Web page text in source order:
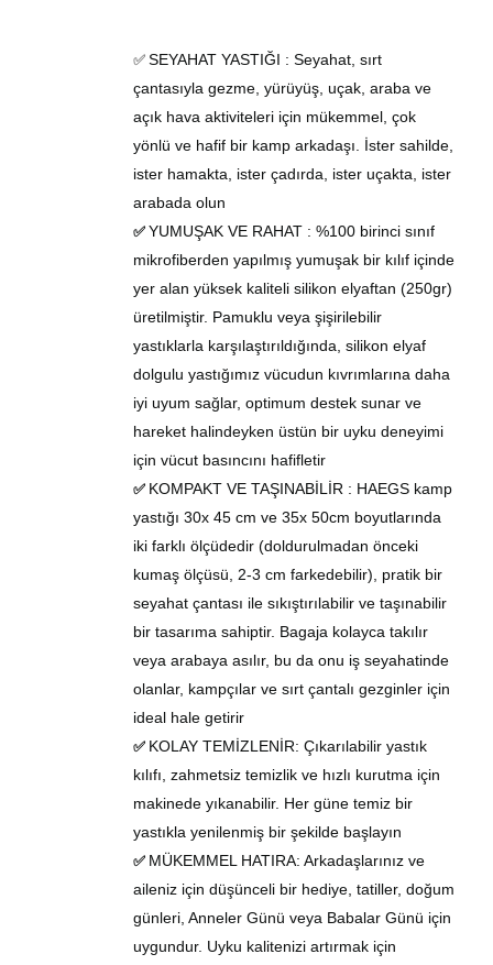
✅ SEYAHAT YASTIĞI : Seyahat, sırt
çantasıyla gezme, yürüyüş, uçak, araba ve
açık hava aktiviteleri için mükemmel, çok
yönlü ve hafif bir kamp arkadaşı. İster sahilde,
ister hamakta, ister çadırda, ister uçakta, ister
arabada olun
✅ YUMUŞAK VE RAHAT : %100 birinci sınıf
mikrofiberden yapılmış yumuşak bir kılıf içinde
yer alan yüksek kaliteli silikon elyaftan (250gr)
üretilmiştir. Pamuklu veya şişirilebilir
yastıklarla karşılaştırıldığında, silikon elyaf
dolgulu yastığımız vücudun kıvrımlarına daha
iyi uyum sağlar, optimum destek sunar ve
hareket halindeyken üstün bir uyku deneyimi
için vücut basıncını hafifletir
✅ KOMPAKT VE TAŞINABİLİR : HAEGS kamp
yastığı 30x 45 cm ve 35x 50cm boyutlarında
iki farklı ölçüdedir (doldurulmadan önceki
kumaş ölçüsü, 2-3 cm farkedebilir), pratik bir
seyahat çantası ile sıkıştırılabilir ve taşınabilir
bir tasarıma sahiptir. Bagaja kolayca takılır
veya arabaya asılır, bu da onu iş seyahatinde
olanlar, kampçılar ve sırt çantalı gezginler için
ideal hale getirir
✅ KOLAY TEMİZLENİR: Çıkarılabilir yastık
kılıfı, zahmetsiz temizlik ve hızlı kurutma için
makinede yıkanabilir. Her güne temiz bir
yastıkla yenilenmiş bir şekilde başlayın
✅ MÜKEMMEL HATIRA: Arkadaşlarınız ve
aileniz için düşünceli bir hediye, tatiller, doğum
günleri, Anneler Günü veya Babalar Günü için
uygundur. Uyku kalitenizi artırmak için